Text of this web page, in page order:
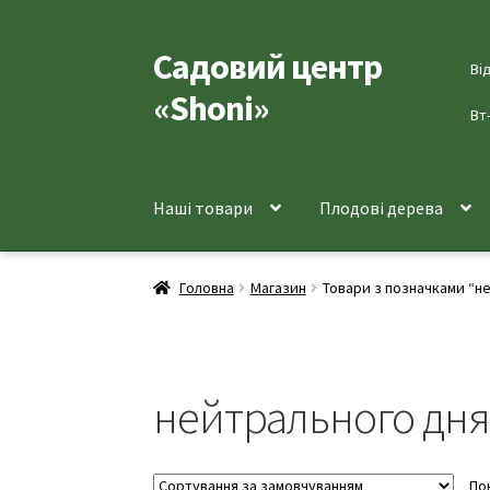
Перейти
до
навігації
Перейти
до
вмісту
Садовий центр
«Shoni»
Наші товари Плодові дерева
Головна Магазин Товари з позначками
нейтрального дня